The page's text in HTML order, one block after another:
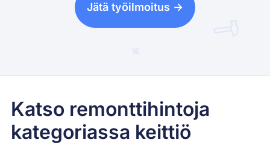
Jätä työilmoitus ->
Katso remonttihintoja
kategoriassa keittiö